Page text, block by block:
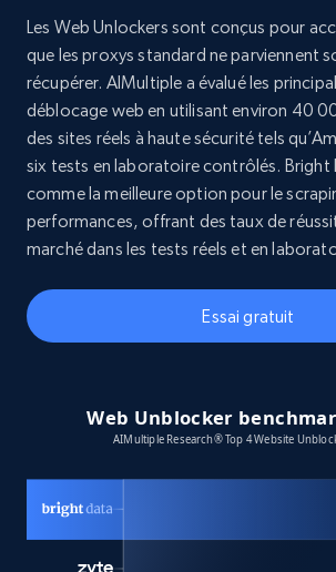
Les Web Unlockers sont conçus pour
que les proxys standard ne parviennent
récupérer. AIMultiple a évalué les
déblocage web en utilisant environ 40
des sites réels à haute sécurité tels
six tests en laboratoire contrôlés. Bright
comme la meilleure option pour le
performances, offrant des taux de
marché dans les tests réels et en
Essai gratuit